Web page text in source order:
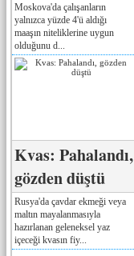
Moskova'da çalışanların
yalnızca yüzde 4'ü aldığı
maaşın niteliklerine uygun
olduğunu d...
Kvas: Pahalandı,
gözden düştü
Rusya'da çavdar ekmeği veya
maltın mayalanmasıyla
hazırlanan geleneksel yaz
içeceği kvasın fiy...